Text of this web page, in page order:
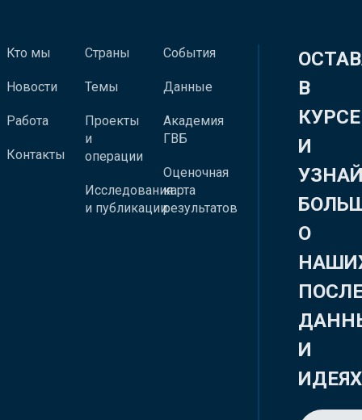
Кто мы
Новости
Работа
Контакты
Страны
Темы
Проекты
и
операции
Исследования
и публикации
События
Данные
Академия
ГВБ
Оценочная
карта
результатов
В
КУРСЕ
И
О
И
ИДЕЯХ